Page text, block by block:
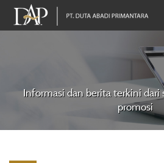
Informasi dan berita terkini dari
promosi